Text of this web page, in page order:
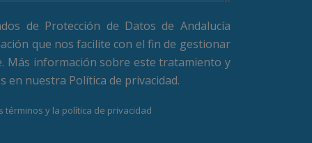
de Protección de Datos de Andalucía
que nos facilite con el fin de gestionar
Más información sobre este tratamiento y
en nuestra Política de privacidad.
términos y la política de privacidad